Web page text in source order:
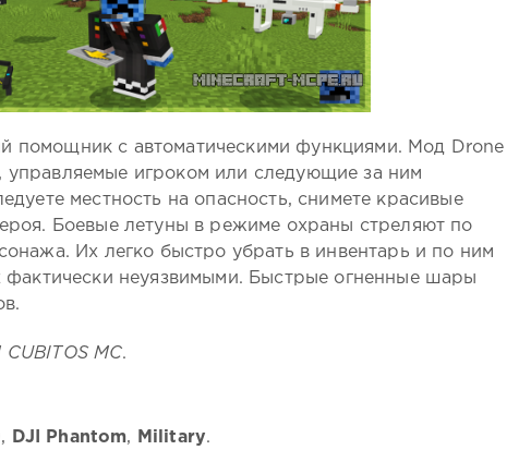
помощник с автоматическими функциями. Мод Drone
игроком или следующие за ним
местность на опасность, снимете красивые
Боевые летуны в режиме охраны стреляют по
Их легко быстро убрать в инвентарь и по ним
фактически неуязвимыми. Быстрые огненные шары
CUBITOS MC.
, DJI Phantom, Military.